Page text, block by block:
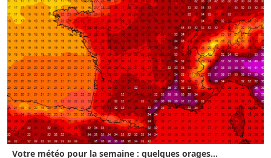
Votre météo pour la semaine : quelques orages...